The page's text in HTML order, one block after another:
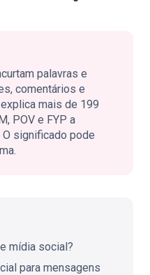
palavras e
comentários e
mais de 199
POV e FYP a
significado pode
mídia social?
para mensagens